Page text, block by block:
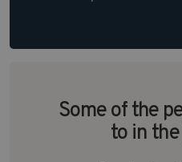
Some of the
to in